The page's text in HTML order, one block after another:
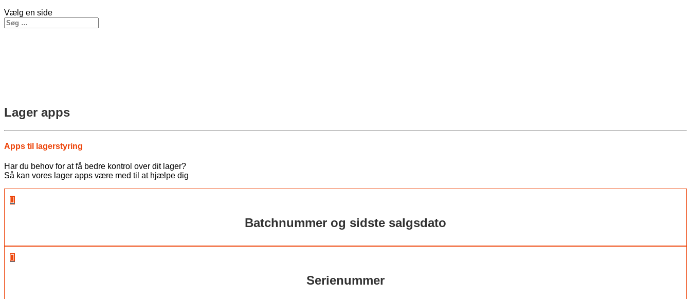
Vælg en side
Lager apps
Apps til lagerstyring
Har du behov for at få bedre kontrol over dit lager?
Så kan vores lager apps være med til at hjælpe dig

Batchnummer og sidste salgsdato

Serienummer